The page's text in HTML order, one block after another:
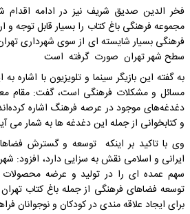
فخر الدین صدیق شریف نیز در ادامه اقدام
مجموعه فرهنگی باغ کتاب را بسیار قابل
فرهنگی بسیار شایسته ای از سوی شهرداری
سطح شهر تهران صورت گرفته است
به گفته این بازیگر سینما و تلویزیون با اشاره
مسائل و مشکلات فرهنگی است، گفت: مقام
دغدغه‌های موجود در عرصه فرهنگ اشاره
و کتابخوانی از جمله این دغدغه ها به شمار می
وی با تاکید بر اینکه توسعه و گسترش
ایرانی و اسلامی نقش به سزایی دارد، افزود:
سهم عمده ای را در تولید و عرضه محصولات
توسعه فضاهای فرهنگی از جمله باغ کتاب
برای ایجاد علاقه مندی در کودکان و نوجوانان